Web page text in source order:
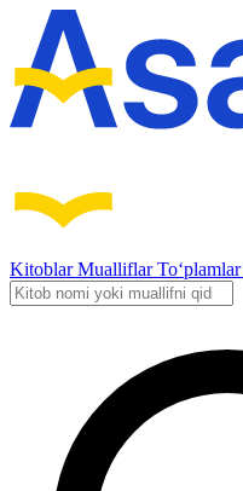
KitoblarMualliflarTo‘plamlar